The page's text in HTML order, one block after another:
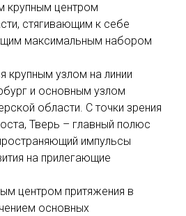
крупным центром
стягивающим к себе
максимальным набором
крупным узлом на линии
и основным узлом
области. С точки зрения
Тверь – главный полюс
импульсы
на прилегающие
центром притяжения в
основных